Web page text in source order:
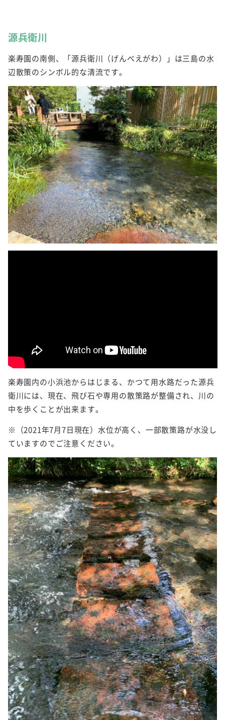
源兵衛川
楽寿園の南側、「源兵衛川（げんべえがわ）」は三島の水
辺散策のシンボル的な清流です。
楽寿園内の小浜池からはじまる、かつて用水路だった源兵
衛川には、現在、飛び石や専用の散策路が整備され、川の
中を歩くことが出来ます。
※（2021年7月7日現在）水位が高く、一部散策路が水没し
ていますのでご注意ください。